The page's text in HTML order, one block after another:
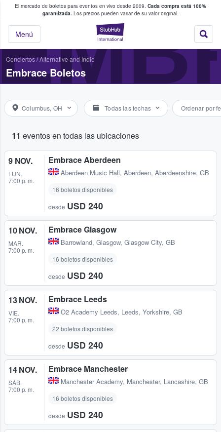
El mercado de boletos para eventos en vivo desde 2009. Cada compra está 100%
garantizada. Los precios pueden variar de su valor original.
StubHub: donde
Menú
fans compran y venden boletos
Conciertos/Alternative and Indie
Embrace Boletos
Columbus, OH Todas las fechas Ordenar por
11 eventos en todas las ubicaciones
9 NOV.
LUN.
7:00 p. m.
Embrace Aberdeen
Aberdeen Music Hall, Aberdeen, Aberdeenshire, GB
16 boletos disponibles
desde USD 240
10 NOV.
MAR.
7:00 p. m.
Embrace Glasgow
Barrowland, Glasgow, Glasgow City, GB
16 boletos disponibles
desde USD 240
13 NOV.
VIE.
7:00 p. m.
Embrace Leeds
O2 Academy Leeds, Leeds, Yorkshire, GB
22 boletos disponibles
desde USD 240
14 NOV.
SÁB.
7:00 p. m.
Embrace Manchester
Manchester Academy, Manchester, Lancashire, GB
16 boletos disponibles
desde USD 240